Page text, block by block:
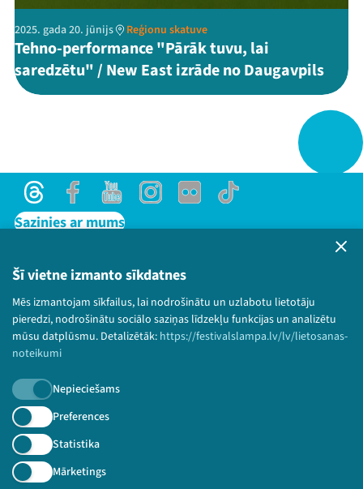
Šī vietne izmanto sīkdatnes
Mēs izmantojam sīkfailus, lai nodrošinātu un uzlabotu lietotāju
pieredzi, nodrošinātu sociālo saziņas līdzekļu funkcijas un analizētu
mūsu datplūsmu. Detalizētāk: https://festivalslampa.lv/lv/lietosanas-
noteikumi
Nepieciešams
Preferences
Statistika
Mārketings
TikTok
2025. gada 20. jūnijs Reģionu skatuve
Tehno-performance "Pārāk tuvu, lai
saredzētu" / New East izrāde no Daugavpils
ThreadsFacebookYoutubeInstagram
Flick TikTok
Sazinies ar mums
Lietošanas noteikumi un sīkdatņu politika
Bērnu aizsardzības politika
© 2026 Sarunu festivāls LAMPA Visas tiesības
paturētas.
Piesakies jaunumiem!
Nepalaid garām aktuālāko informāciju!